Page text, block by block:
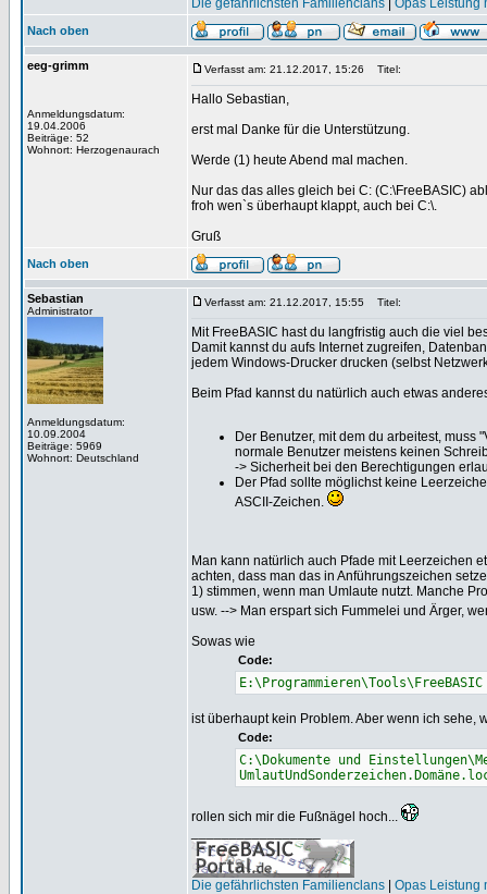
Die gefährlichsten Familienclans Opas Leistung
Nach oben
eeg-grimm
Anmeldungsdatum:
19.04.2006
Beiträge: 52
Wohnort: Herzogenaurach
Verfasst am: 21.12.2017, 15:26 Titel:
Hallo Sebastian,
erst mal Danke für die Unterstützung.
Werde (1) heute Abend mal machen.
Nur das das alles gleich bei C: (C:\FreeBASIC)
froh wen`s überhaupt klappt, auch bei C:\.
Gruß
Nach oben
Sebastian
Administrator
Anmeldungsdatum:
10.09.2004
Beiträge: 5969
Wohnort: Deutschland
Verfasst am: 21.12.2017, 15:55 Titel:
Mit FreeBASIC hast du langfristig auch die viel
Damit kannst du aufs Internet zugreifen,
jedem Windows-Drucker drucken (selbst
Beim Pfad kannst du natürlich auch etwas
Der Benutzer, mit dem du arbeitest, muss
normale Benutzer meistens keinen
-> Sicherheit bei den Berechtigungen
Der Pfad sollte möglichst keine
ASCII-Zeichen.
Man kann natürlich auch Pfade mit Leerzeichen
achten, dass man das in Anführungszeichen
1) stimmen, wenn man Umlaute nutzt. Manche
usw. --> Man erspart sich Fummelei und Ärger,
Sowas wie
Code:
E:\Programmieren\Tools\FreeBASIC
ist überhaupt kein Problem. Aber wenn ich sehe,
Code:
C:\Dokumente und
rollen sich mir die Fußnägel hoch...
Die gefährlichsten Familienclans Opas Leistung